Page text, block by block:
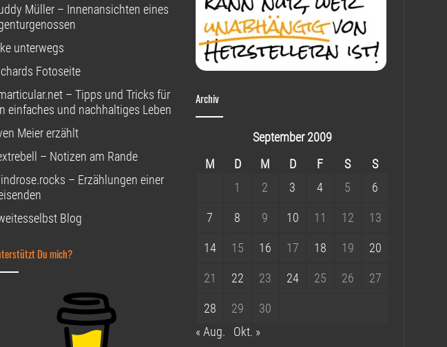
Müller – Innenansichten eines
unterwegs
Fotoseite
– Tipps und Tricks für
einfaches und nachhaltiges Leben
Meier erzählt
– Notizen am Rande
– Erzählungen einer
Blog
Du mich?
Archiv
September 2009
M
D M D F S
S
1
2 3 4 5 6
7 8 9 10 11 12 13
14 15 16 17 18 19 20
21 22 23 24 25 26 27
28 29
30
« Aug.
Okt. »